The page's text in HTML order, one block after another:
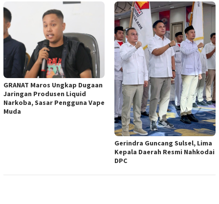
GRANAT Maros Ungkap Dugaan
Jaringan Produsen Liquid
Narkoba, Sasar Pengguna Vape
Muda
Gerindra Guncang Sulsel, Lima
Kepala Daerah Resmi Nahkodai
DPC